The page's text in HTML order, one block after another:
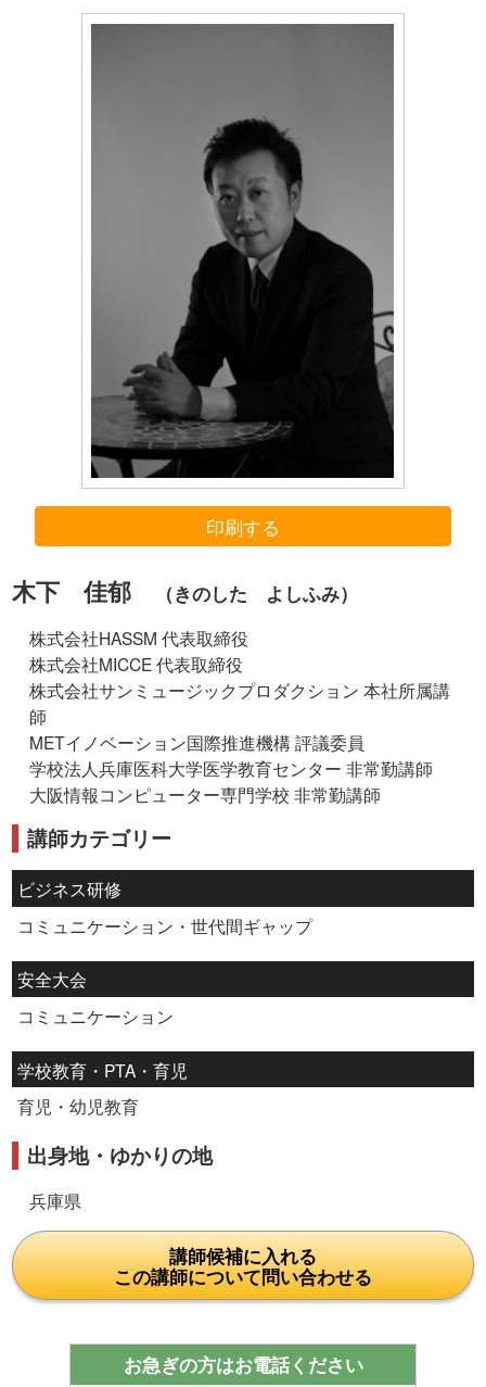
印刷する
木下 佳郁 （きのした よしふみ）
株式会社HASSM 代表取締役
株式会社MICCE 代表取締役
株式会社サンミュージックプロダクション 本社所属講
師
METイノベーション国際推進機構 評議委員
学校法人兵庫医科大学医学教育センター 非常勤講師
大阪情報コンピューター専門学校 非常勤講師
講師カテゴリー
ビジネス研修
コミュニケーション・世代間ギャップ
安全大会
コミュニケーション
学校教育・PTA・育児
育児・幼児教育
出身地・ゆかりの地
兵庫県
講師候補に入れる
この講師について問い合わせる
お急ぎの方はお電話ください